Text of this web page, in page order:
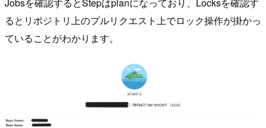
Jobsを確認するとStepはplanになっており、Locksを確認す
るとリポジトリ上のプルリクエスト上でロック操作が掛かっ
ていることがわかります。